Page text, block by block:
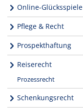
Online-Glücksspiele
Pflege & Recht
Prospekthaftung
Reiserecht
Prozessrecht
Schenkungsrecht